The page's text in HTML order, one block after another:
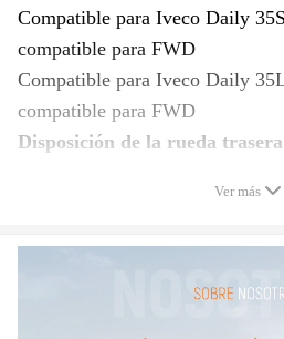
Compatible para Iveco Daily
compatible para FWD
Compatible para Iveco Daily
compatible para FWD
Disposición de la rueda
Material: Acero galvanizado de
Ver más